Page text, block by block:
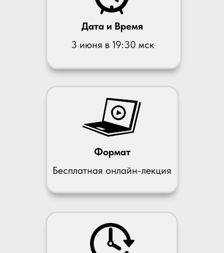
Дата и Время
Бесплатная онлайн-лекция
3 июня в 19:30 мск
Формат